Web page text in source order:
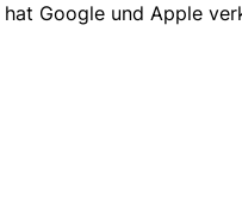
Google und Apple